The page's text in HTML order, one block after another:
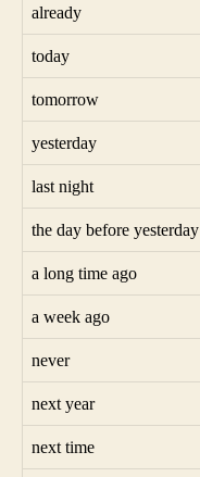
already
today
tomorrow
yesterday
last night
the day before yesterday
a long time ago
a week ago
never
next year
next time